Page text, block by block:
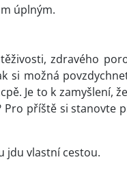
úplným.
zdravého
si možná
Je to k zamyšlení,
Pro příště si
jdu vlastní cestou.